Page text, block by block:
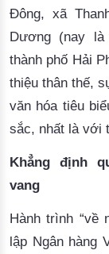
Đông, xã
Dương (nay
thành phố Hải
thiệu thân thế,
văn hóa tiêu
sắc, nhất là với
Khẳng định
vang
Hành trình “về
lập Ngân hàng